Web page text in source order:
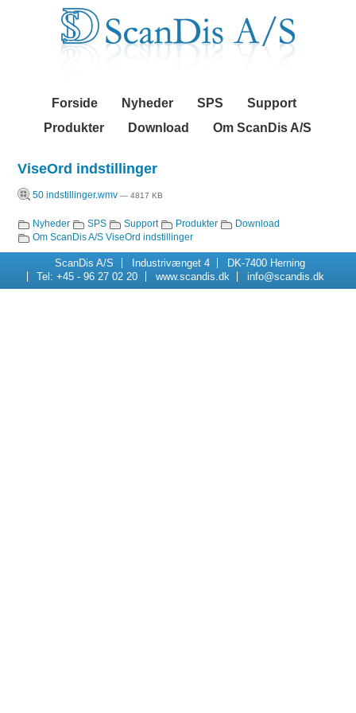
Navigation
Forside Nyheder SPS
Support
Produkter
Download Om ScanDis A/S
ViseOrd indstillinger
50 indstillinger.wmv— 4817 KB
Navigation
Nyheder SPS Support Produkter
Download
Om ScanDis A/S ViseOrd indstillinger
ScanDis A/S Industrivænget 4
DK-7400 Herning
Tel: +45 - 96 27 02 20
www.scandis.dk info@scandis.dk